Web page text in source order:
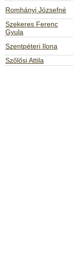
Romhányi Józsefné
Szekeres Ferenc
Gyula
Szentpéteri Ilona
Szőlősi Attila